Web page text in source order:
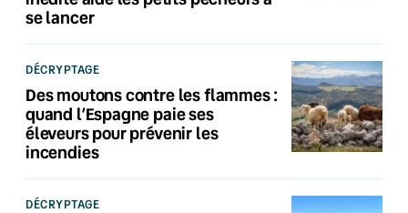
se lancer
DÉCRYPTAGE
Des moutons contre les flammes :
quand l’Espagne paie ses
éleveurs pour prévenir les
incendies
DÉCRYPTAGE